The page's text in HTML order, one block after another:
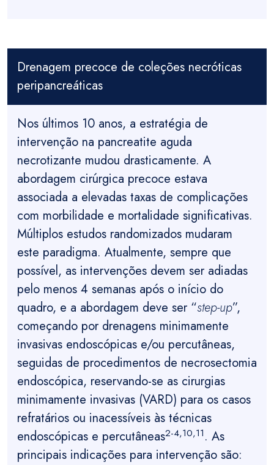
Drenagem precoce de coleções necróticas
peripancreáticas
Nos últimos 10 anos, a estratégia de
intervenção na pancreatite aguda
necrotizante mudou drasticamente. A
abordagem cirúrgica precoce estava
associada a elevadas taxas de complicações
com morbilidade e mortalidade significativas.
Múltiplos estudos randomizados mudaram
este paradigma. Atualmente, sempre que
possível, as intervenções devem ser adiadas
pelo menos 4 semanas após o início do
quadro, e a abordagem deve ser “step-up”,
começando por drenagens minimamente
invasivas endoscópicas e/ou percutâneas,
seguidas de procedimentos de necrosectomia
endoscópica, reservando-se as cirurgias
minimamente invasivas (VARD) para os casos
refratários ou inacessíveis às técnicas
endoscópicas e percutâneas2-4,10,11. As
principais indicações para intervenção são: